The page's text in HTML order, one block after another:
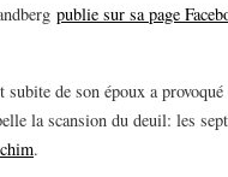
publie sur sa page
de son époux a
la scansion du deuil: les
.